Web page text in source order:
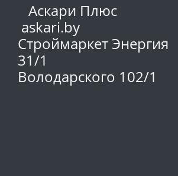
Аскари Плюс
askari.by
Строймаркет Энергия
31/1
Володарского 102/1